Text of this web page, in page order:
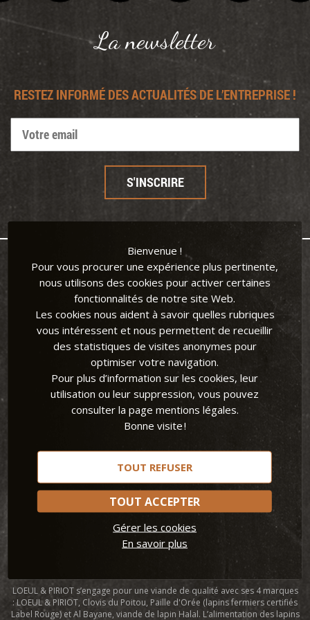
La newsletter
RESTEZ INFORMÉ DES ACTUALITÉS DE L’ENTREPRISE !
Loeul et Piriot
LOEUL & PIRIOT, spécialiste de la viande de lapin et la viande de chevreau
commercialise ses produits auprès de la grande distribution, des
professionnels CHR et à l’export. Grâce à une large gamme de morceaux
de lapin, LOEUL & PIRIOT invite le lapin sur toutes les tables. L’entreprise
avec des conseils sur la cuisson du lapin et des idées recettes. Avec son
site Lapin et papilles, Loeul et Piriot propose de nombreusesrecettes de
lapin
, faciles et rapides pour tous les goûts et toutes les occasions.
Leader européen dans la transformation de viande de lapin, LOEUL &
PIRIOT permet aux consommateurs de cuisiner le lapin simplement et
ainsi de profiter pleinement de tous les bienfaits de la viande de lapin.
LOEUL & PIRIOT s’engage pour une viande de qualité avec ses 4 marques
: LOEUL & PIRIOT, Clovis du Poitou, Paille d'Orée (lapins fermiers certifiés
Label Rouge) et Al Bayane, viande de lapin Halal. L’alimentation des lapins
Panneau de gestion des cookies
Bienvenue !
Pour vous procurer une expérience plus pertinente,
nous utilisons des cookies pour activer certaines
fonctionnalités de notre site Web.
Les cookies nous aident à savoir quelles rubriques
vous intéressent et nous permettent de recueillir
des statistiques de visites anonymes pour
optimiser votre navigation.
Pour plus d’information sur les cookies, leur
utilisation ou leur suppression, vous pouvez
consulter la page mentions légales.
Bonne visite !
TOUT ACCEPTER
TOUT REFUSER
Gérer les cookies
En savoir plus